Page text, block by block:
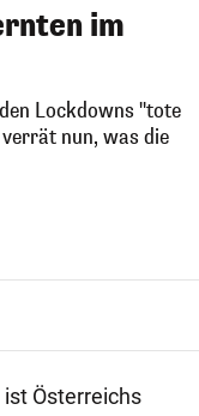
im
Lockdowns "tote
nun, was die
Österreichs